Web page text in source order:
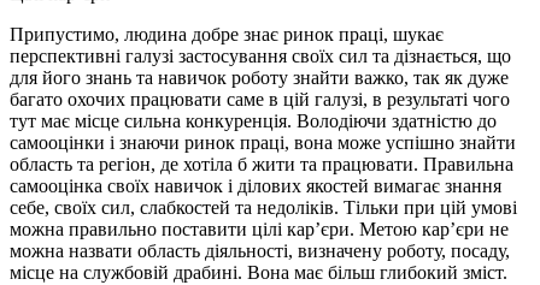
Припустимо, людина добре знає ринок праці, шукає
перспективні галузі застосування своїх сил та дізнається, що
для його знань та навичок роботу знайти важко, так як дуже
багато охочих працювати саме в цій галузі, в результаті чого
тут має місце сильна конкуренція. Володіючи здатністю до
самооцінки і знаючи ринок праці, вона може успішно знайти
область та регіон, де хотіла б жити та працювати. Правильна
самооцінка своїх навичок і ділових якостей вимагає знання
себе, своїх сил, слабкостей та недоліків. Тільки при цій умові
можна правильно поставити цілі кар’єри. Метою кар’єри не
можна назвати область діяльності, визначену роботу, посаду,
місце на службовій драбині. Вона має більш глибокий зміст.